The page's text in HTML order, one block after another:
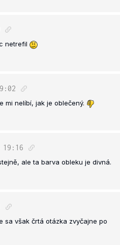
netrefil
mi nelíbí, jak je oblečený.
19:16
ale ta barva obleku je divná.
sa však črtá otázka zvyčajne po